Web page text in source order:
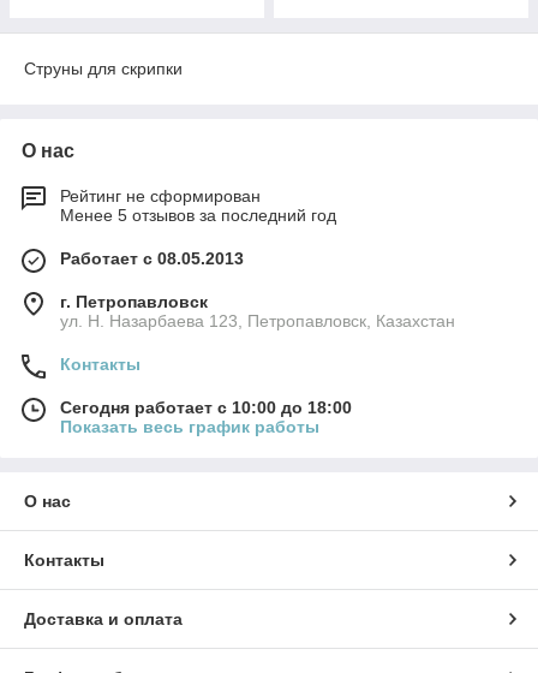
Струны для скрипки
О нас
Рейтинг не сформирован
Менее 5 отзывов за последний год
Работает с 08.05.2013
г. Петропавловск
ул. Н. Назарбаева 123, Петропавловск, Казахстан
Контакты
Сегодня работает с 10:00 до 18:00
Показать весь график работы
О нас
Контакты
Доставка и оплата